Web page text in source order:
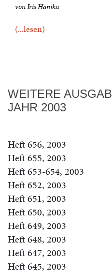
von Iris Hanika
(...lesen)
WEITERE
JAHR 2003
Heft 656, 2003
Heft 655, 2003
Heft 653-654, 2003
Heft 652, 2003
Heft 651, 2003
Heft 650, 2003
Heft 649, 2003
Heft 648, 2003
Heft 647, 2003
Heft 645, 2003